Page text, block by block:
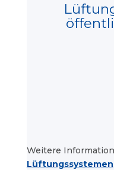
Weitere
Lüftungssystemen